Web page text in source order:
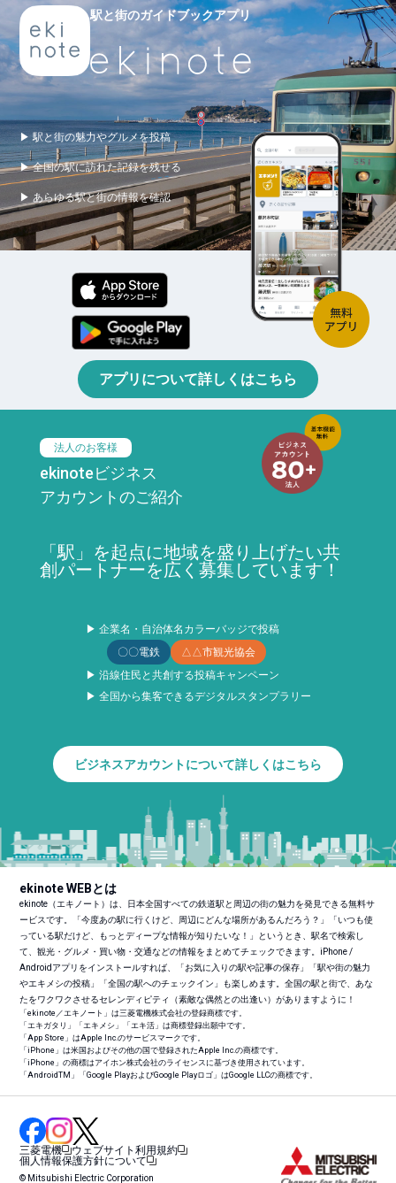
駅と街のガイドブックアプリ
▶ 駅と街の魅力やグルメを投稿
▶ 全国の駅に訪れた記録を残せる
▶ あらゆる駅と街の情報を確認
アプリについて詳しくはこちら
法人のお客様
ekinoteビジネス
アカウントのご紹介
「駅」を起点に地域を盛り上げたい共
創パートナーを広く募集しています！
▶ 企業名・自治体名カラーバッジで投稿
〇〇電鉄
△△市観光協会
▶ 沿線住民と共創する投稿キャンペーン
▶ 全国から集客できるデジタルスタンプラリー
ビジネスアカウントについて詳しくはこちら
ekinote WEBとは
ekinote（エキノート）は、日本全国すべての鉄道駅と周辺の街の魅力を発見できる無料サ
ービスです。「今度あの駅に行くけど、周辺にどんな場所があるんだろう？」「いつも使
っている駅だけど、もっとディープな情報が知りたいな！」というとき、駅名で検索し
て、観光・グルメ・買い物・交通などの情報をまとめてチェックできます。iPhone /
Androidアプリをインストールすれば、「お気に入りの駅や記事の保存」「駅や街の魅力
やエキメシの投稿」「全国の駅へのチェックイン」も楽しめます。全国の駅と街で、あな
たをワクワクさせるセレンディピティ（素敵な偶然との出逢い）がありますように！
「ekinote／エキノート」は三菱電機株式会社の登録商標です。
「エキガタリ」「エキメシ」「エキ活」は商標登録出願中です。
「App Store」はApple Inc.のサービスマークです。
「iPhone」は米国およびその他の国で登録されたApple Inc.の商標です。
「iPhone」の商標はアイホン株式会社のライセンスに基づき使用されています。
「AndroidTM 」「Google PlayおよびGoogle Playロゴ」はGoogle LLCの商標です。
三菱電機
ウェブサイト利用規約
個人情報保護方針について
© Mitsubishi Electric Corporation